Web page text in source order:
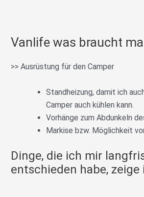
Vanlife was braucht
>> Ausrüstung für den Camper
Standheizung, damit ich
Camper auch kühlen kann.
Vorhänge zum Abdunkeln
Markise bzw. Möglichkeit
Dinge, die ich mir
entschieden habe,